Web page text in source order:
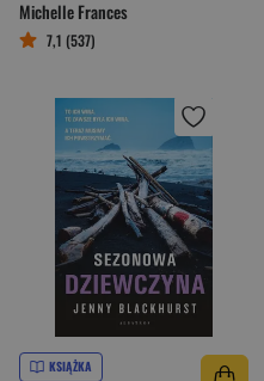
Michelle Frances
7,1 (537)
KSIĄŻKA